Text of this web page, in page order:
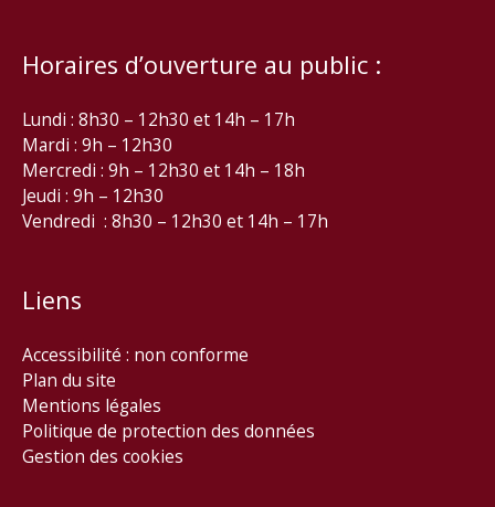
Horaires d’ouverture au public :
Lundi : 8h30 – 12h30 et 14h – 17h
Mardi : 9h – 12h30
Mercredi : 9h – 12h30 et 14h – 18h
Jeudi : 9h – 12h30
Vendredi : 8h30 – 12h30 et 14h – 17h
Liens
Accessibilité : non conforme
Plan du site
Mentions légales
Politique de protection des données
Gestion des cookies